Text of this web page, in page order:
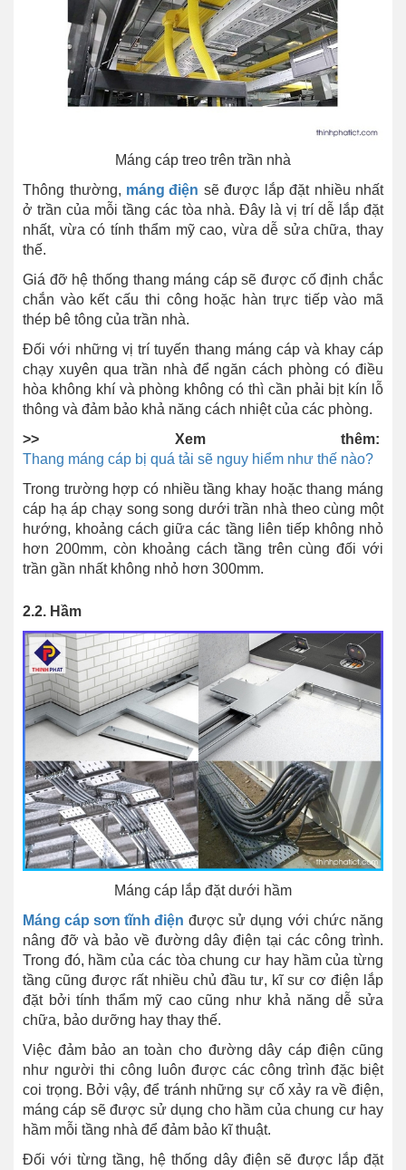
Máng cáp treo trên trần nhà
Thông thường, máng điện sẽ được lắp đặt nhiều nhất
ở trần của mỗi tầng các tòa nhà. Đây là vị trí dễ lắp đặt
nhất, vừa có tính thẩm mỹ cao, vừa dễ sửa chữa, thay
thế.
Giá đỡ hệ thống thang máng cáp sẽ được cố định chắc
chắn vào kết cấu thi công hoặc hàn trực tiếp vào mã
thép bê tông của trần nhà.
Đối với những vị trí tuyến thang máng cáp và khay cáp
chạy xuyên qua trần nhà để ngăn cách phòng có điều
hòa không khí và phòng không có thì cần phải bịt kín lỗ
thông và đảm bảo khả năng cách nhiệt của các phòng.
>> Xem thêm:
Thang máng cáp bị quá tải sẽ nguy hiểm như thế nào?
Trong trường hợp có nhiều tầng khay hoặc thang máng
cáp hạ áp chạy song song dưới trần nhà theo cùng một
hướng, khoảng cách giữa các tầng liên tiếp không nhỏ
hơn 200mm, còn khoảng cách tầng trên cùng đối với
trần gần nhất không nhỏ hơn 300mm.
2.2. Hầm
Máng cáp lắp đặt dưới hầm
Máng cáp sơn tĩnh điện được sử dụng với chức năng
nâng đỡ và bảo về đường dây điện tại các công trình.
Trong đó, hầm của các tòa chung cư hay hầm của từng
tầng cũng được rất nhiều chủ đầu tư, kĩ sư cơ điện lắp
đặt bởi tính thẩm mỹ cao cũng như khả năng dễ sửa
chữa, bảo dưỡng hay thay thế.
Việc đảm bảo an toàn cho đường dây cáp điện cũng
như người thi công luôn được các công trình đặc biệt
coi trọng. Bởi vậy, để tránh những sự cố xảy ra về điện,
máng cáp sẽ được sử dụng cho hầm của chung cư hay
hầm mỗi tầng nhà để đảm bảo kĩ thuật.
Đối với từng tầng, hệ thống dây điện sẽ được lắp đặt